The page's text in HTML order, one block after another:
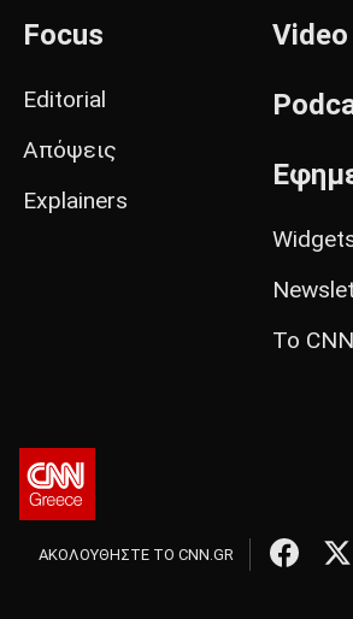
Focus
Editorial
Απόψεις
Explainers
Video
Το
ΑΚΟΛΟΥΘΗΣΤΕ ΤΟ CNN.GR